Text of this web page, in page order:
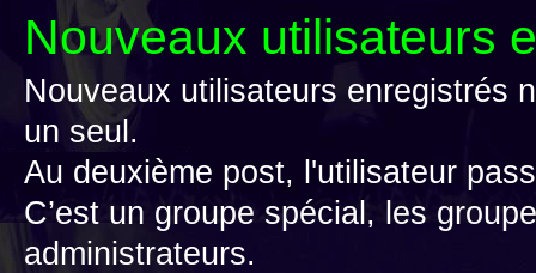
Nouveaux utilisateurs
Nouveaux utilisateurs enregistrés
un seul.
Au deuxième post, l'utilisateur
C’est un groupe spécial, les
administrateurs.